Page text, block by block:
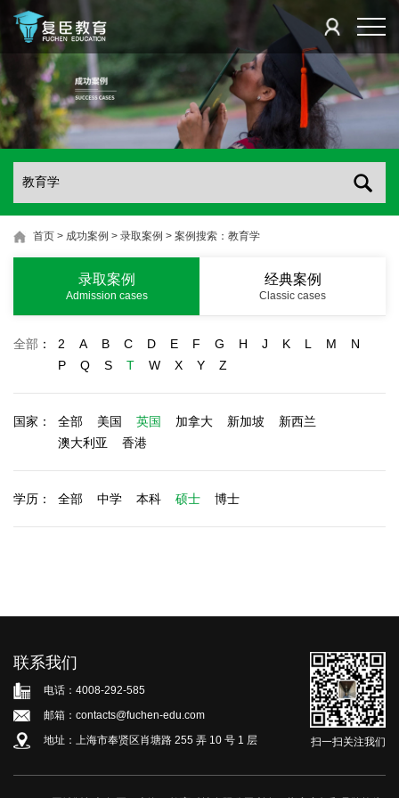
首页 > 成功案例 > 录取案例 > 案例搜索：教育学
录取案例
Admission cases
经典案例
Classic cases
全部 ： 2 A B C D E F G H J K L M
N
P
Q S T W X Y Z
国家： 全部 美国 英国 加拿大 新加坡
新西兰
澳大利亚
香港
学历： 全部 中学 本科 硕士 博士
联系我们
电话：4008-292-585
邮箱：contacts@fuchen-edu.com
地址：上海市奉贤区肖塘路 255 弄 10 号 1 层
扫一扫关注我们